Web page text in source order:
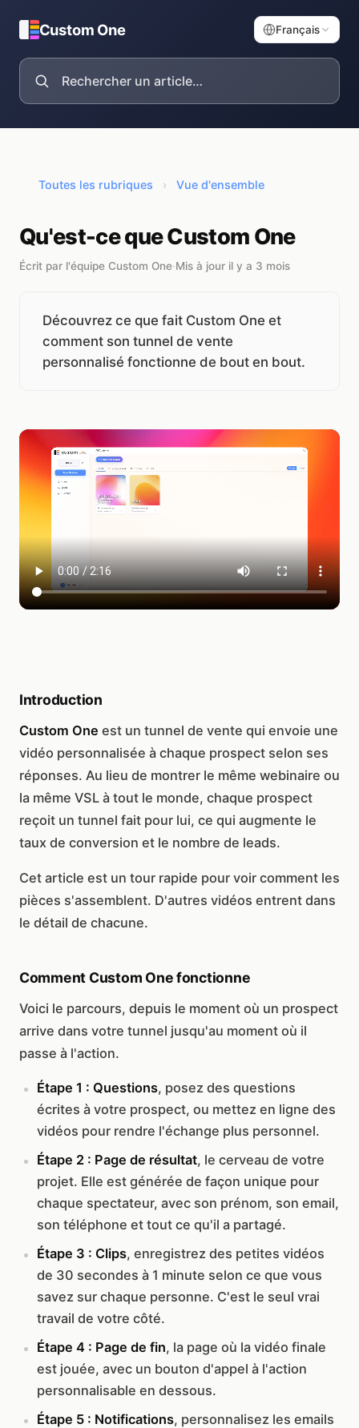
Custom One Français
Toutes les rubriques › Vue d'ensemble
Qu'est-ce que Custom One
Écrit par l'équipe Custom One·Mis à jour il y a 3 mois
Découvrez ce que fait Custom One et
comment son tunnel de vente
personnalisé fonctionne de bout en bout.
Introduction
Custom One est un tunnel de vente qui envoie une
vidéo personnalisée à chaque prospect selon ses
réponses. Au lieu de montrer le même webinaire ou
la même VSL à tout le monde, chaque prospect
reçoit un tunnel fait pour lui, ce qui augmente le
taux de conversion et le nombre de leads.
Cet article est un tour rapide pour voir comment les
pièces s'assemblent. D'autres vidéos entrent dans
le détail de chacune.
Comment Custom One fonctionne
Voici le parcours, depuis le moment où un prospect
arrive dans votre tunnel jusqu'au moment où il
passe à l'action.
Étape 1 : Questions, posez des questions
écrites à votre prospect, ou mettez en ligne des
vidéos pour rendre l'échange plus personnel.
Étape 2 : Page de résultat, le cerveau de votre
projet. Elle est générée de façon unique pour
chaque spectateur, avec son prénom, son email,
son téléphone et tout ce qu'il a partagé.
Étape 3 : Clips, enregistrez des petites vidéos
de 30 secondes à 1 minute selon ce que vous
savez sur chaque personne. C'est le seul vrai
travail de votre côté.
Étape 4 : Page de fin, la page où la vidéo finale
est jouée, avec un bouton d'appel à l'action
personnalisable en dessous.
Étape 5 : Notifications, personnalisez les emails